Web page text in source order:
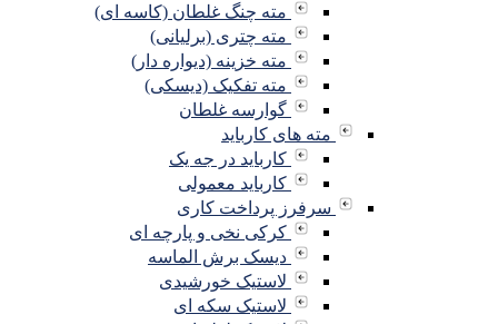
مته چنگ غلطان (کاسه ای)
مته چتری (برلیانی)
مته خزینه (دیواره دار)
مته تفکیک (دیسکی)
گوارسه غلطان
مته های کارباید
کارباید در جه یک
کارباید معمولی
سرفرز پرداخت کاری
کرکی نخی و پارچه ای
دیسک برش الماسه
لاستیک خورشیدی
لاستیک سکه ای